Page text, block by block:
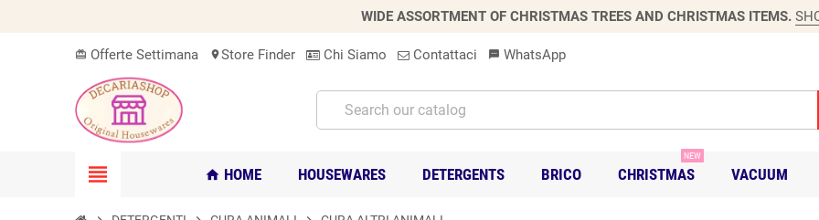
WIDE ASSORTMENT OF CHRISTMAS TREES AND CHRISTMAS ITEMS.
card_giftcard Offerte Settimana location_onStore Finder Chi Siamo Contattaci sms WhatsApp
view_headline home HOME HOUSEWARES DETERGENTS BRICO CHRISTMAS
NEW
VACUUM